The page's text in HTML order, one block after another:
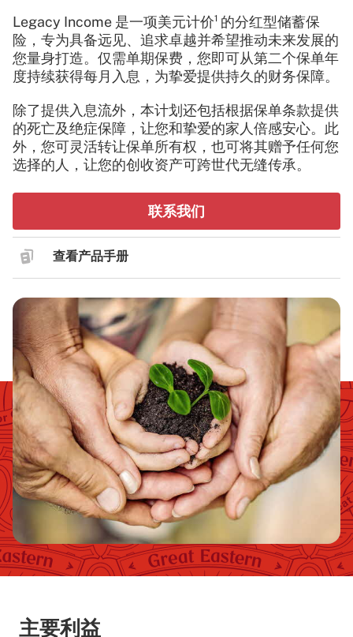
Legacy Income 是一项美元计价¹ 的分红型储蓄保
险，专为具备远见、追求卓越并希望推动未来发展的
您量身打造。仅需单期保费，您即可从第二个保单年
度持续获得每月入息，为挚爱提供持久的财务保障。
除了提供入息流外，本计划还包括根据保单条款提供
的死亡及绝症保障，让您和挚爱的家人倍感安心。此
外，您可灵活转让保单所有权，也可将其赠予任何您
选择的人，让您的创收资产可跨世代无缝传承。
联系我们
查看产品手册
主要利益